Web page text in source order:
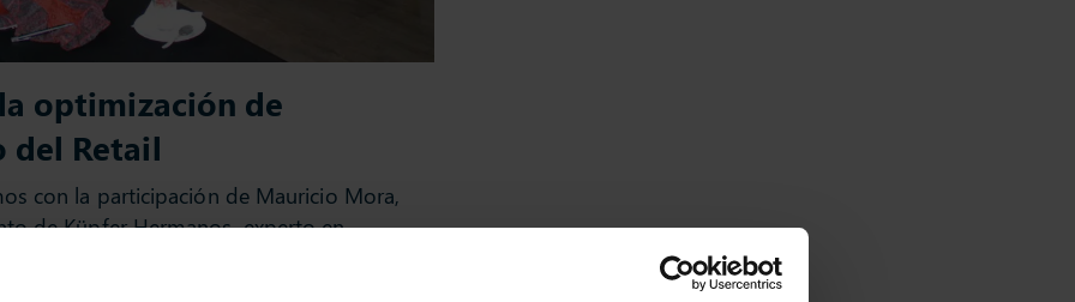
optimización de
del Retail
con la participación de Mauricio Mora,
de Küpfer Hermanos, experto en
de Retail y con más de 15 años de